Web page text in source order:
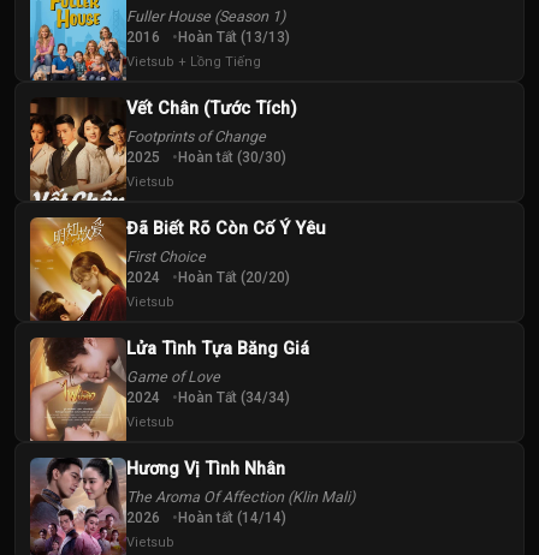
Fuller House (Season 1)
2016 Hoàn Tất (13/13)
Vietsub + Lồng Tiếng
Vết Chân (Tước Tích)
Footprints of Change
2025 Hoàn tất (30/30)
Vietsub
Đã Biết Rõ Còn Cố Ý Yêu
First Choice
2024 Hoàn Tất (20/20)
Vietsub
Lửa Tình Tựa Băng Giá
Game of Love
2024 Hoàn Tất (34/34)
Vietsub
Hương Vị Tình Nhân
The Aroma Of Affection (Klin Mali)
2026 Hoàn tất (14/14)
Vietsub